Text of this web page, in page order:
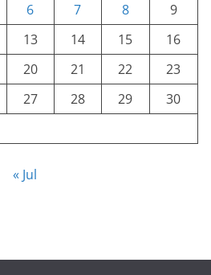
6 7 8
9
13 14 15
16
20 21 22
23
27 28 29
30
« Jul